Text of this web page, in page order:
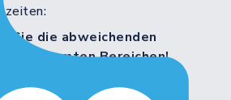
Sie die abweichenden
bestimmten Bereichen!